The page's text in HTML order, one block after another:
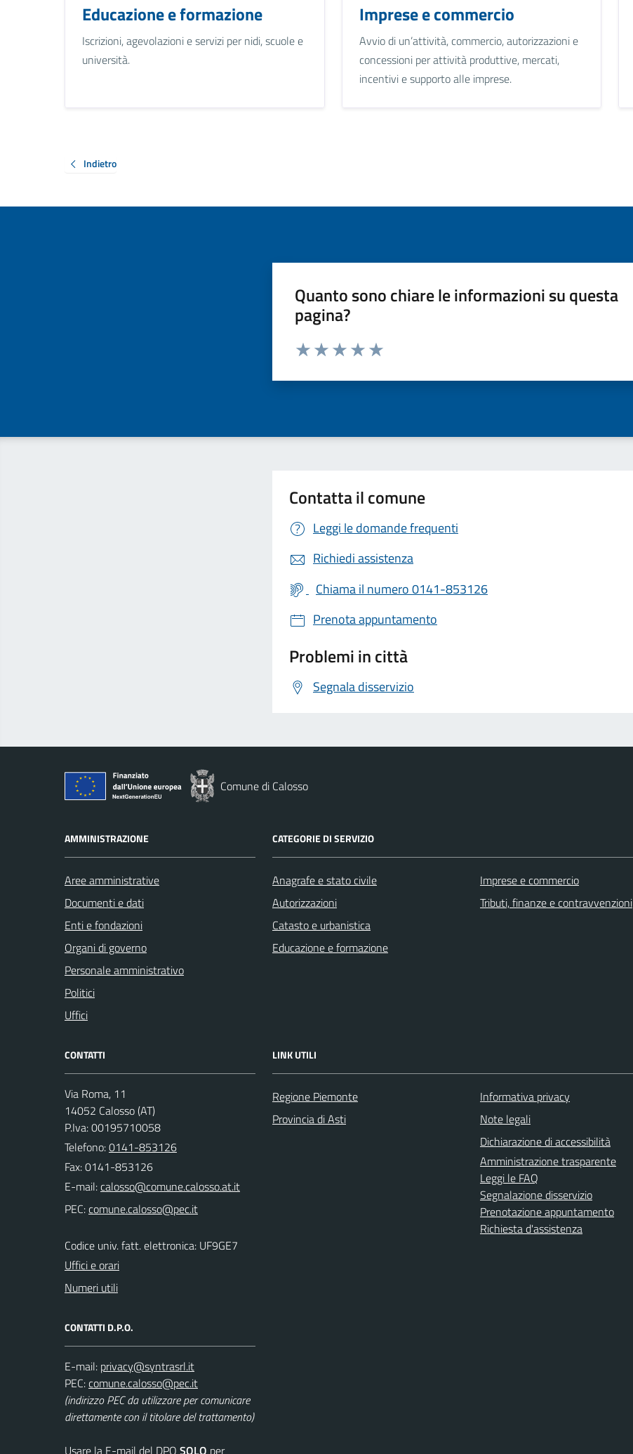
Educazione e formazione
Iscrizioni, agevolazioni e servizi per nidi, scuole e
università.
Imprese e commercio
Avvio di un’attività, commercio, autorizzazioni e
concessioni per attività produttive, mercati,
incentivi e supporto alle imprese.
Indietro
Quanto sono chiare le informazioni su questa
pagina?
Valuta da 1 a 5 stelle la pagina
Contatta il comune
Leggi le domande frequenti
Richiedi assistenza
Chiama il numero 0141-853126
Prenota appuntamento
Problemi in città
Segnala disservizio
Comune di Calosso
AMMINISTRAZIONE
Aree amministrative
Documenti e dati
Enti e fondazioni
Organi di governo
Personale amministrativo
Politici
Uffici
CATEGORIE DI SERVIZIO
Anagrafe e stato civile
Autorizzazioni
Catasto e urbanistica
Educazione e formazione
Imprese e commercio
Tributi, finanze e contravvenzioni
CONTATTI
Via Roma, 11
14052 Calosso (AT)
P.Iva: 00195710058
Telefono:0141-853126
Fax: 0141-853126
E-mail:
PEC:
Codice univ. fatt. elettronica: UF9GE7
Uffici e orari
Numeri utili
CONTATTI D.P.O.
E-mail:
PEC:
(indirizzo PEC da utilizzare per comunicare
direttamente con il titolare del trattamento)
Usare la E-mail del DPO SOLO per
LINK UTILI
Regione Piemonte
Provincia di Asti
Informativa privacy
Note legali
Dichiarazione di accessibilità
Amministrazione trasparente
Leggi le FAQ
Segnalazione disservizio
Prenotazione appuntamento
Richiesta d'assistenza